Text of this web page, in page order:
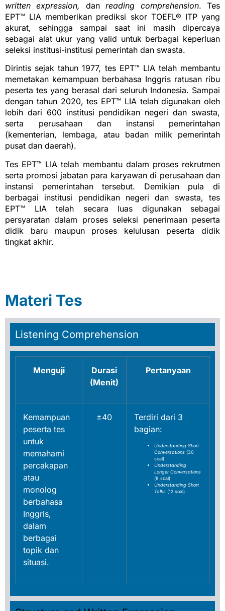
written expression,
danreading comprehension. Tes
EPT™ LIA memberikan prediksi skor TOEFL® ITP yang
akurat, sehingga sampai saat ini masih dipercaya
sebagai alat ukur yang valid untuk berbagai keperluan
seleksi institusi-institusi pemerintah dan swasta.
Dirintis sejak tahun 1977, tes EPT™ LIA telah membantu
memetakan kemampuan berbahasa Inggris ratusan ribu
peserta tes yang berasal dari seluruh Indonesia. Sampai
dengan tahun 2020, tes EPT™ LIA telah digunakan oleh
lebih dari 600 institusi pendidikan negeri dan swasta,
serta perusahaan dan instansi pemerintahan
(kementerian, lembaga, atau badan milik pemerintah
pusat dan daerah).
Tes EPT™ LIA telah membantu dalam proses rekrutmen
serta promosi jabatan para karyawan di perusahaan dan
instansi pemerintahan tersebut. Demikian pula di
berbagai institusi pendidikan negeri dan swasta, tes
EPT™ LIA telah secara luas digunakan sebagai
persyaratan dalam proses seleksi penerimaan peserta
didik baru maupun proses kelulusan peserta didik
tingkat akhir.
Materi Tes
Listening Comprehension
Menguji
Durasi
(Menit)
Pertanyaan
Kemampuan
peserta tes
untuk
memahami
percakapan
atau
monolog
berbahasa
Inggris,
dalam
berbagai
topik dan
situasi.
±40
Terdiri dari 3
bagian:
Understanding Short
Conversations (30
soal)
Understanding
Longer Conversations
(8 soal)
Understanding Short
Talks (12 soal)